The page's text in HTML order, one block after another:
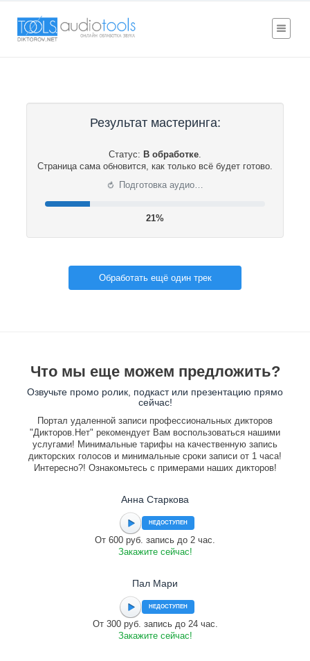
Результат мастеринга:
Статус: В обработке.
Страница сама обновится, как только всё будет готово.
⟳ Подготовка аудио…
21%
Обработать ещё один трек
Что мы еще можем предложить?
Озвучьте промо ролик, подкаст или презентацию прямо
сейчас!
Портал удаленной записи профессиональных дикторов
"Дикторов.Нет" рекомендует Вам воспользоваться нашими
услугами! Минимальные тарифы на качественную запись
дикторских голосов и минимальные сроки записи от 1 часа!
Интересно?! Ознакомьтесь с примерами наших дикторов!
Анна Старкова
НЕДОСТУПЕН
От 600 руб. запись до 2 час.
Закажите сейчас!
Пал Мари
НЕДОСТУПЕН
От 300 руб. запись до 24 час.
Закажите сейчас!